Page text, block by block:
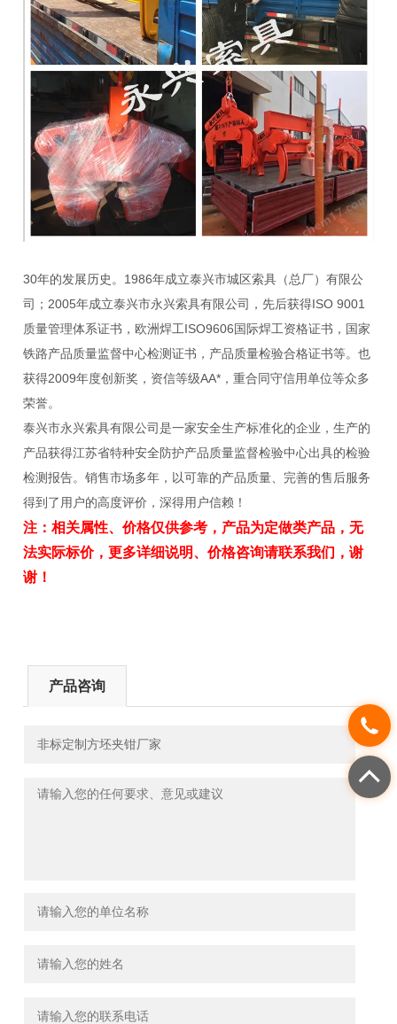
30年的发展历史。1986年成立泰兴市城区索具（总厂）有限公
司；2005年成立泰兴市永兴索具有限公司，先后获得ISO 9001
质量管理体系证书，欧洲焊工ISO9606国际焊工资格证书，国家
铁路产品质量监督中心检测证书，产品质量检验合格证书等。也
获得2009年度创新奖，资信等级AA*，重合同守信用单位等众多
荣誉。
泰兴市永兴索具有限公司是一家安全生产标准化的企业，生产的
产品获得江苏省特种安全防护产品质量监督检验中心出具的检验
检测报告。销售市场多年，以可靠的产品质量、完善的售后服务
得到了用户的高度评价，深得用户信赖！
注：相关属性、价格仅供参考，产品为定做类产品，无
法实际标价，更多详细说明、价格咨询请联系我们，谢
谢！
产品咨询